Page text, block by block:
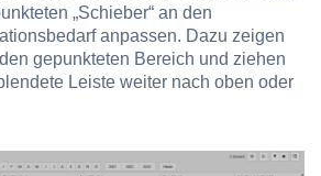
„Schieber“ an den
anpassen. Dazu zeigen
gepunkteten Bereich und ziehen
Leiste weiter nach oben oder